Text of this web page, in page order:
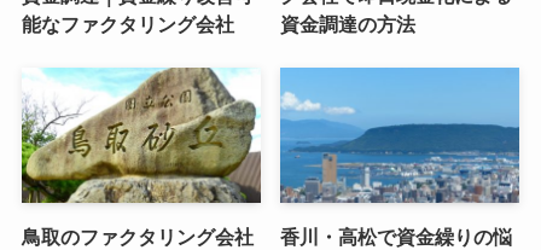
能なファクタリング会社
資金調達の方法
鳥取のファクタリング会社
香川・高松で資金繰りの悩